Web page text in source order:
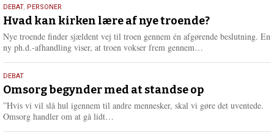
e
e
25.
juli
2026
DEBAT, PERSONER
Hvad kan kirken lære af nye troende?
Nye troende finder sjældent vej til troen gennem én afgørende beslutning. En
ny ph.d.-afhandling viser, at troen vokser frem gennem…
e
e
9.
juli
2026
DEBAT
Omsorg begynder med at standse op
”Hvis vi vil slå hul igennem til andre mennesker, skal vi gøre det uventede.
Omsorg handler om at gå lidt…